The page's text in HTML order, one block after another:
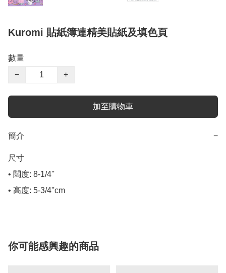
Kuromi 貼紙簿連精美貼紙及填色頁
數量
−
+
加至購物車
簡介 −
尺寸
• 闊度: 8-1/4''
• 高度: 5-3/4''cm
你可能感興趣的商品